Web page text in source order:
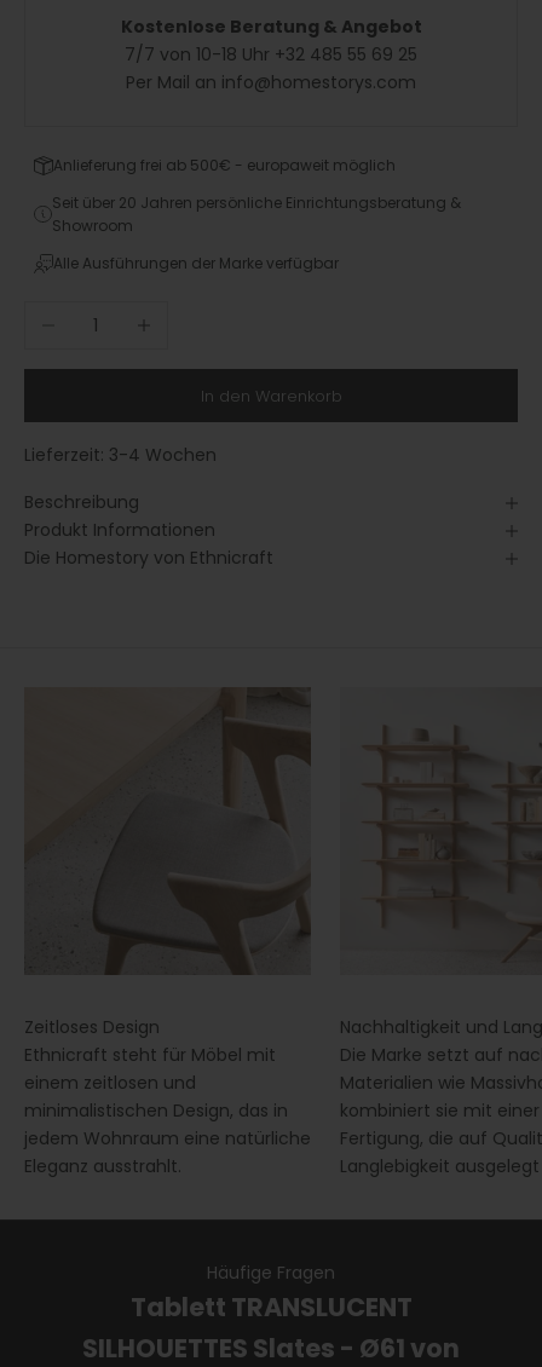
Kostenlose Beratung & Angebot
7/7 von 10-18 Uhr +32 485 55 69 25
Per Mail an info@homestorys.com
Anlieferung frei ab 500€ - europaweit möglich
Seit über 20 Jahren persönliche Einrichtungsberatung &
Showroom
Alle Ausführungen der Marke verfügbar
Anzahl verringern
In den Warenkorb
Lieferzeit: 3-4 Wochen
Beschreibung
Produkt Informationen
Die Homestory von Ethnicraft
Zeitloses Design
Ethnicraft steht für Möbel mit
einem zeitlosen und
minimalistischen Design, das in
jedem Wohnraum eine natürliche
Eleganz ausstrahlt.
Nachhaltigkeit und
Die Marke setzt auf
Materialien wie
kombiniert sie mit einer
Fertigung, die auf
Langlebigkeit
Häufige Fragen
Tablett TRANSLUCENT
SILHOUETTES Slates - Ø61 von